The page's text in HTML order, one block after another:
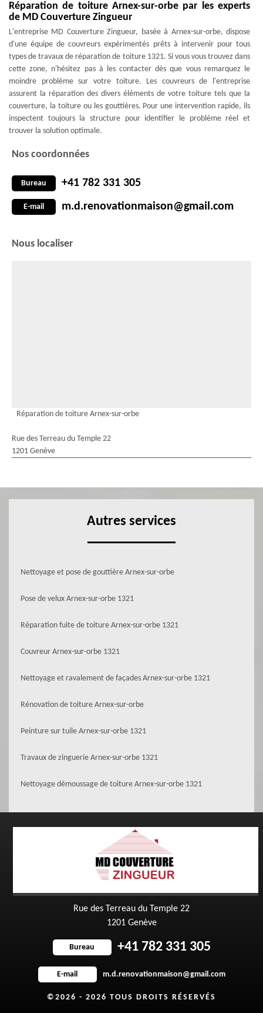
Réparation de toiture Arnex-sur-orbe par les experts
de MD Couverture Zingueur
L'entreprise MD Couverture Zingueur, basée à Arnex-sur-orbe, dispose
d'une équipe de couvreurs expérimentés prêts à intervenir pour tous
types de travaux de réparation de toiture 1321. Si vous vous trouvez dans
cette zone, n'hésitez pas à les contacter dès que vous remarquez le
moindre problème sur votre toiture. Les couvreurs de l'entreprise
assurent la réparation des divers éléments de votre toiture tels que la
couverture, la toiture ou les gouttières. Pour une intervention rapide, ils
inspectent toujours la structure pour identifier le problème réel et
trouver la solution optimale.
Nos coordonnées
Bureau +41 782 331 305
E-mail m.d.renovationmaison@gmail.com
Nous localiser
Réparation de toiture Arnex-sur-orbe
Rue des Terreau du Temple 22
1201 Genève
Autres services
Nettoyage et pose de gouttière Arnex-sur-orbe
Pose de velux Arnex-sur-orbe 1321
Réparation fuite de toiture Arnex-sur-orbe 1321
Couvreur Arnex-sur-orbe 1321
Nettoyage et ravalement de façades Arnex-sur-orbe 1321
Rénovation de toiture Arnex-sur-orbe
Peinture sur tuile Arnex-sur-orbe 1321
Travaux de zinguerie Arnex-sur-orbe 1321
Nettoyage démoussage de toiture Arnex-sur-orbe 1321
Rue des Terreau du Temple 22
1201 Genève
Bureau +41 782 331 305
E-mail m.d.renovationmaison@gmail.com
©2026 - 2026 TOUS DROITS RÉSERVÉS